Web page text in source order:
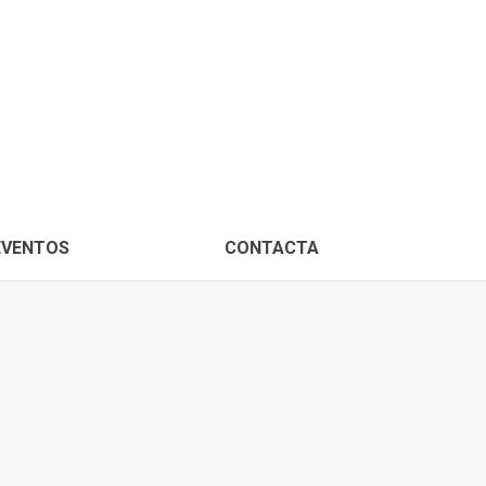
CONTACTA